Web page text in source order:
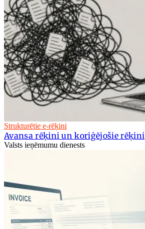
Strukturētie e-rēķini
Avansa rēķini un koriģējošie rēķini
Valsts ieņēmumu dienests